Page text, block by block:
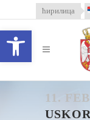
Open toolbar
ћирилица
11.